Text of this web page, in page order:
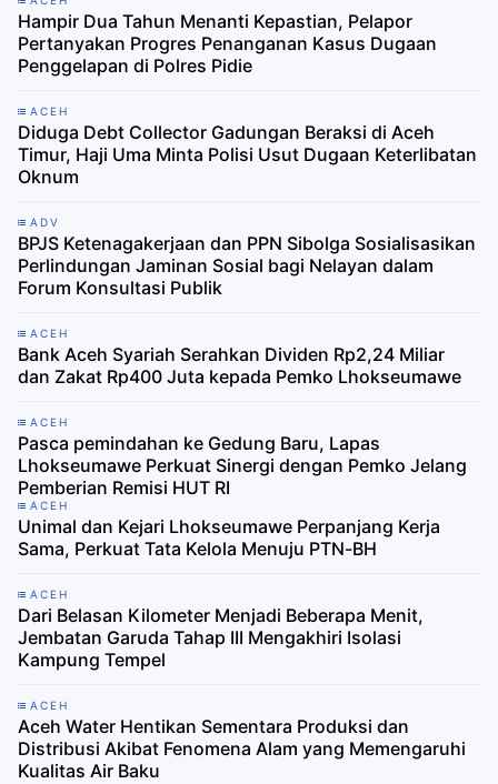
Hampir Dua Tahun Menanti Kepastian, Pelapor
Pertanyakan Progres Penanganan Kasus Dugaan
Penggelapan di Polres Pidie
ACEH
Diduga Debt Collector Gadungan Beraksi di Aceh
Timur, Haji Uma Minta Polisi Usut Dugaan Keterlibatan
Oknum
ADV
BPJS Ketenagakerjaan dan PPN Sibolga Sosialisasikan
Perlindungan Jaminan Sosial bagi Nelayan dalam
Forum Konsultasi Publik
ACEH
Bank Aceh Syariah Serahkan Dividen Rp2,24 Miliar
dan Zakat Rp400 Juta kepada Pemko Lhokseumawe
ACEH
Pasca pemindahan ke Gedung Baru, Lapas
Lhokseumawe Perkuat Sinergi dengan Pemko Jelang
Pemberian Remisi HUT RI
ACEH
Unimal dan Kejari Lhokseumawe Perpanjang Kerja
Sama, Perkuat Tata Kelola Menuju PTN-BH
ACEH
Dari Belasan Kilometer Menjadi Beberapa Menit,
Jembatan Garuda Tahap III Mengakhiri Isolasi
Kampung Tempel
ACEH
Aceh Water Hentikan Sementara Produksi dan
Distribusi Akibat Fenomena Alam yang Memengaruhi
Kualitas Air Baku